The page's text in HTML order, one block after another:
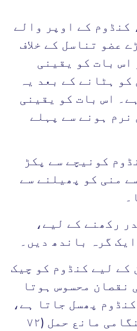
کنڈوم کے اوپر والے
عضو تناسل کے خلاف
اس بات کو یقینی
ہٹانے کے بعد یہ
اس بات کو یقینی
نرم ہونے سے پہلے
کونیچے سے پکڑ
منی کو پھیلنے سے
رکھنے کے لیے،
گرہ باندھ دیں۔
کے لیے کنڈوم کو چیک
نقصان محسوس ہوتا
پھسل جاتا ہے،
تو خاتون ساتھی کو ہنگامی مانع حمل (٧٢